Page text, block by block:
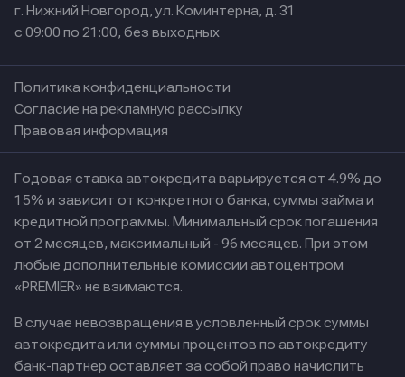
г. Нижний Новгород, ул. Коминтерна, д. 31
с 09:00 по 21:00, без выходных
Политика конфиденциальности
Согласие на рекламную рассылку
Правовая информация
Годовая ставка автокредита варьируется от 4.9% до
15% и зависит от конкретного банка, суммы займа и
кредитной программы. Минимальный срок погашения
от 2 месяцев, максимальный - 96 месяцев. При этом
любые дополнительные комиссии автоцентром
«PREMIER» не взимаются.
В случае невозвращения в условленный срок суммы
автокредита или суммы процентов по автокредиту
банк-партнер оставляет за собой право начислить